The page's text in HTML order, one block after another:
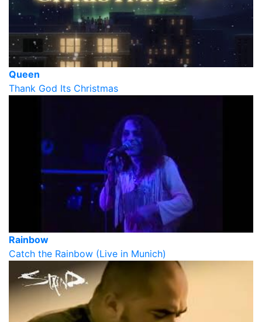
Queen
Thank God Its Christmas
Rainbow
Catch the Rainbow (Live in Munich)